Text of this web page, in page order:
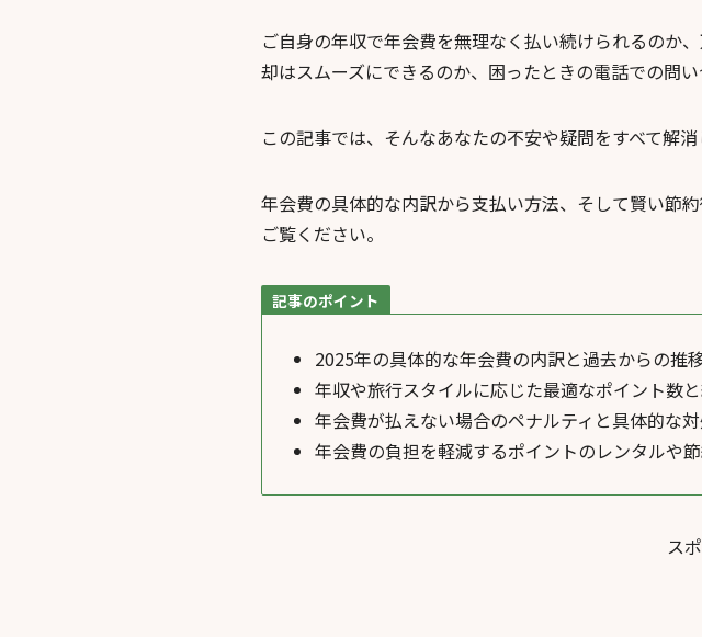
ご自身の年収で年会費を無理なく払い続けられるのか
却はスムーズにできるのか、困ったときの電話での問
この記事では、そんなあなたの不安や疑問をすべて解消
年会費の具体的な内訳から支払い方法、そして賢い節
ご覧ください。
記事のポイント
2025年の具体的な年会費の内訳と過去からの推
年収や旅行スタイルに応じた最適なポイント数
年会費が払えない場合のペナルティと具体的な
年会費の負担を軽減するポイントのレンタルや
ス